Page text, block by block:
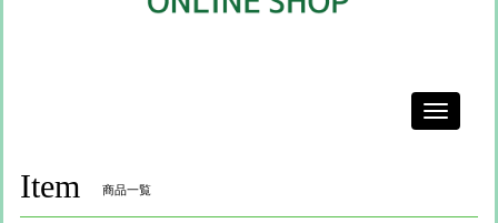
Toggle
Item 商品一覧